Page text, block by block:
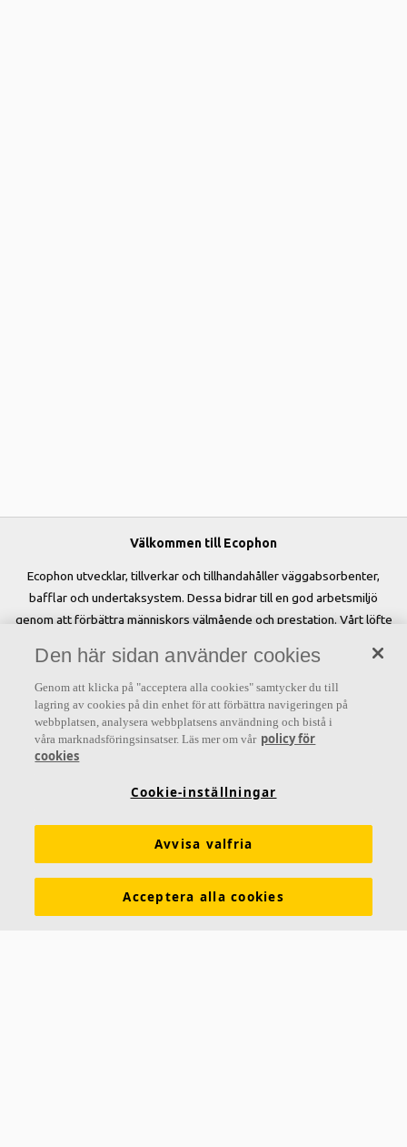
Välkommen till Ecophon
Ecophon utvecklar, tillverkar och tillhandahåller väggabsorbenter,
bafflar och undertaksystem. Dessa bidrar till en god arbetsmiljö
genom att förbättra människors välmående och prestation. Vårt löfte
Letar du efter?
Kulörer och ytskikt Funktionskrav Mängdkalkylator
Prislistor Broschyrer The Lab Virtual Reality
Nyhetsrum
Den här sidan använder cookies
Genom att klicka på "acceptera alla cookies" samtycker du till
lagring av cookies på din enhet för att förbättra navigeringen på
webbplatsen, analysera webbplatsens användning och bistå i
våra marknadsföringsinsatser. Läs mer om vår policy för
cookies
Cookie-inställningar
Avvisa valfria
Acceptera alla cookies